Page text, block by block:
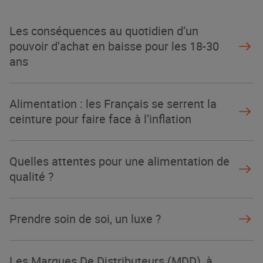
Les conséquences au quotidien d’un
pouvoir d’achat en baisse pour les 18-30
ans
Alimentation : les Français se serrent la
ceinture pour faire face à l’inflation
Quelles attentes pour une alimentation de
qualité ?
Prendre soin de soi, un luxe ?